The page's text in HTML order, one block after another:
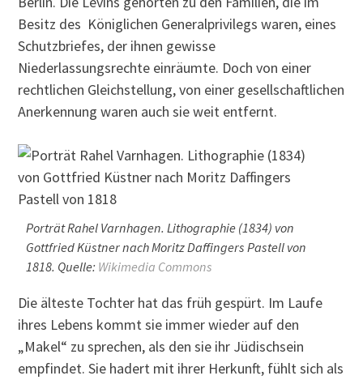
Besitz des Königlichen Generalprivilegs waren, eines
Schutzbriefes, der ihnen gewisse
Niederlassungsrechte einräumte. Doch von einer
rechtlichen Gleichstellung, von einer gesellschaftlichen
Anerkennung waren auch sie weit entfernt.
Porträt Rahel Varnhagen. Lithographie (1834) von
Gottfried Küstner nach Moritz Daffingers Pastell von
1818. Quelle: Wikimedia Commons
Die älteste Tochter hat das früh gespürt. Im Laufe
ihres Lebens kommt sie immer wieder auf den
„Makel“ zu sprechen, als den sie ihr Jüdischsein
empfindet. Sie hadert mit ihrer Herkunft, fühlt sich als